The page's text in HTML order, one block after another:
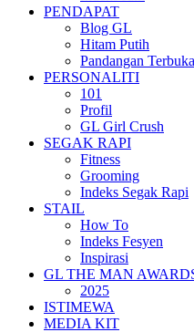
PENDAPAT
Blog GL
Hitam Putih
Pandangan Terbuka
PERSONALITI
101
Profil
GL Girl Crush
SEGAK RAPI
Fitness
Grooming
Indeks Segak Rapi
STAIL
How To
Indeks Fesyen
Inspirasi
GL THE MAN
2025
ISTIMEWA
MEDIA KIT